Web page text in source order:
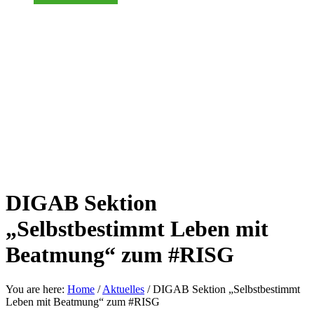
DIGAB Sektion
„Selbstbestimmt Leben mit
Beatmung“ zum #RISG
You are here: Home /Aktuelles /DIGAB Sektion „Selbstbestimmt
Leben mit Beatmung“ zum #RISG